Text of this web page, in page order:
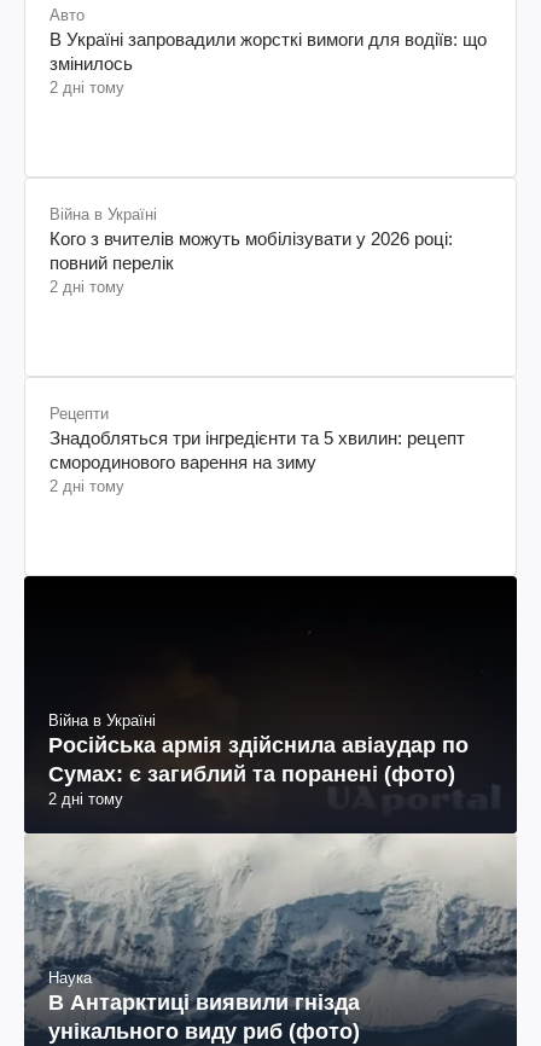
Авто
В Україні запровадили жорсткі вимоги для водіїв: що
змінилось
2 дні тому
Війна в Україні
Кого з вчителів можуть мобілізувати у 2026 році:
повний перелік
2 дні тому
Рецепти
Знадобляться три інгредієнти та 5 хвилин: рецепт
смородинового варення на зиму
2 дні тому
Війна в Україні
Російська армія здійснила авіаудар по
Сумах: є загиблий та поранені (фото)
2 дні тому
Наука
В Антарктиці виявили гнізда
унікального виду риб (фото)